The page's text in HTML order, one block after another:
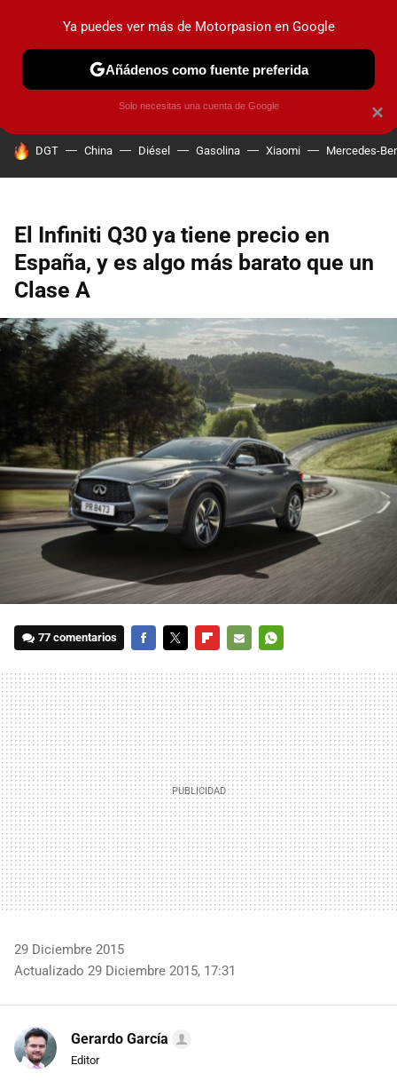
PRUEBAS COCHES ELÉCTRICOS OBSERVATORIO
HOY SE HABLA DE
DGT China Diésel Gasolina Xiaomi Mercedes-
El Infiniti Q30 ya tiene precio en
España, y es algo más barato que un
Clase A
77 comentarios
MAIL
29 Diciembre 2015
Actualizado 29 Diciembre 2015, 17:31
Gerardo García
Editor
×
Ya puedes ver más de Motorpasion en Google
Añádenos como fuente preferida
Solo necesitas una cuenta de Google